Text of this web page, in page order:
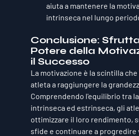
aiuta a mantenere la
intrinseca nel lungo
Conclusione:
Potere della
il Successo
La motivazione è la scintilla
atleta a raggiungere la
Comprendendo l'equilibrio tra
intrinseca ed estrinseca, gli
ottimizzare il loro rendimento,
sfide e continuare a progredire